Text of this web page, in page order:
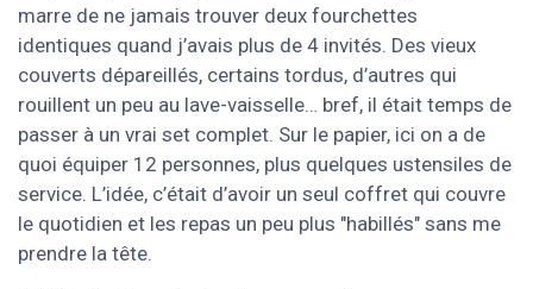
marre de ne jamais trouver deux fourchettes
identiques quand j’avais plus de 4 invités. Des vieux
couverts dépareillés, certains tordus, d’autres qui
rouillent un peu au lave-vaisselle… bref, il était temps de
passer à un vrai set complet. Sur le papier, ici on a de
quoi équiper 12 personnes, plus quelques ustensiles de
service. L’idée, c’était d’avoir un seul coffret qui couvre
le quotidien et les repas un peu plus "habillés" sans me
prendre la tête.